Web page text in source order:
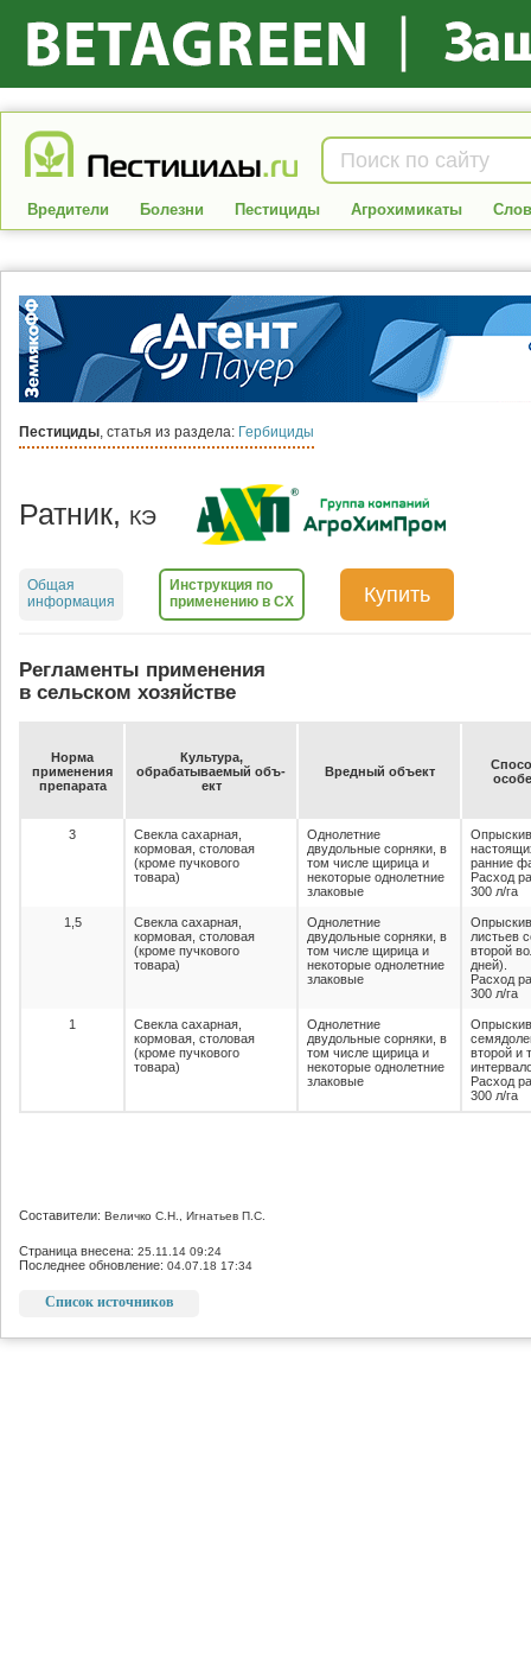
Вредители Болезни Пестициды Агрохимикаты
Пестициды, статья из раздела: Гербициды
Ратник, КЭ
Общая
информация
Инструкция по
применению в СХ
Купить
Регламенты применения
в сельском хозяйстве
Нор­ма
при­ме­не­ния
пре­па­ра­та
Куль­ту­ра,
об­ра­ба­ты­ва­емый объ­
ект
Вред­ный объ­ект
3
Свекла сахарная,
кормовая, столовая
(кроме пучкового
товара)
Однолетние
двудольные сорняки, в
том числе щирица и
некоторые однолетние
злаковые
ранние
Расход
300 л/га
1,5
Свекла сахарная,
кормовая, столовая
(кроме пучкового
товара)
Однолетние
двудольные сорняки, в
том числе щирица и
некоторые однолетние
злаковые
листьев
второй
дней).
Расход
300 л/га
1
Свекла сахарная,
кормовая, столовая
(кроме пучкового
товара)
Однолетние
двудольные сорняки, в
том числе щирица и
некоторые однолетние
злаковые
второй и
Расход
300 л/га
Составители: Величко С.Н., Игнатьев П.С.
Страница внесена: 25.11.14 09:24
Последнее обновление: 04.07.18 17:34
Список источников